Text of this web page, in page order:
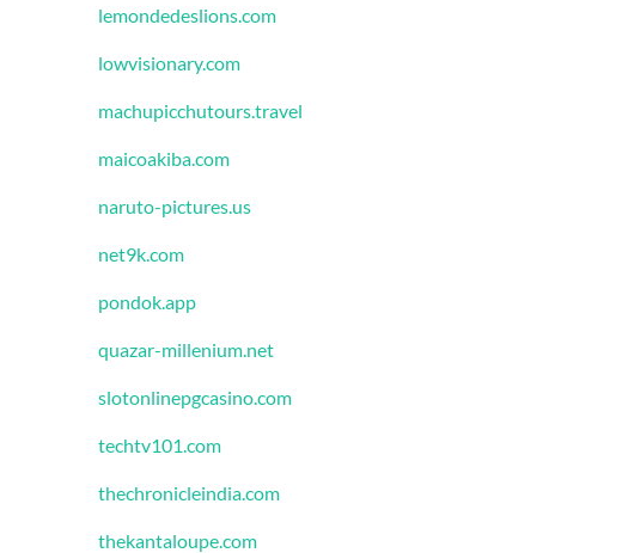
lemondedeslions.com
lowvisionary.com
machupicchutours.travel
maicoakiba.com
naruto-pictures.us
net9k.com
pondok.app
quazar-millenium.net
slotonlinepgcasino.com
techtv101.com
thechronicleindia.com
thekantaloupe.com